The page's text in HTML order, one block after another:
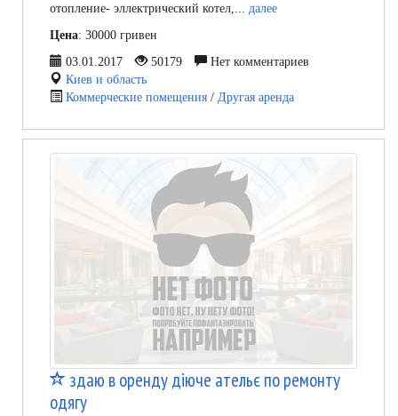
отопление- эллектрический котел,... далее
Цена: 30000 гривен
03.01.2017
50179
Нет комментариев
Киев и область
Коммерческие помещения / Другая аренда
здаю в оренду діюче ательє по ремонту
одягу